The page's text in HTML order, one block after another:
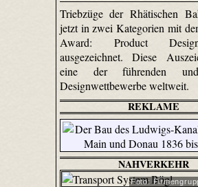
Triebzüge der Rhätischen
jetzt in zwei Kategorien mit
Award: Product
ausgezeichnet. Diese
eine der führenden
Designwettbewerbe weltweit.
REKLAME
NAHVERKEHR
Foto: